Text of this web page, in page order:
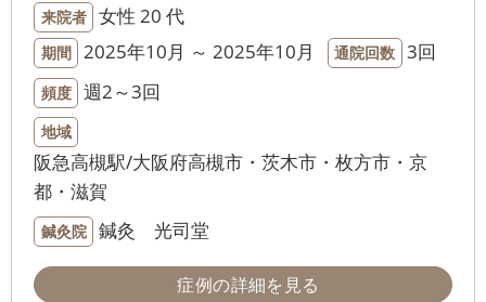
来院者 女性 20 代
期間 2025年10月 ～ 2025年10月 通院回数 3回
頻度 週2～3回
地域
阪急高槻駅/大阪府高槻市・茨木市・枚方市・京
都・滋賀
鍼灸院 鍼灸 光司堂
症例の詳細を見る